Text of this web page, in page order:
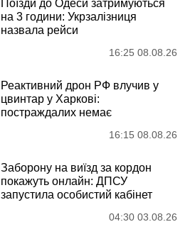
Поїзди до Одеси затримуються
на 3 години: Укрзалізниця
назвала рейси
16:25 08.08.26
Реактивний дрон РФ влучив у
цвинтар у Харкові:
постраждалих немає
16:15 08.08.26
Заборону на виїзд за кордон
покажуть онлайн: ДПСУ
запустила особистий кабінет
04:30 03.08.26